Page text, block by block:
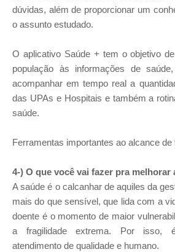
dúvidas, além de proporcionar um
o assunto estudado.
O aplicativo Saúde + tem o objetivo
população às informações de
acompanhar em tempo real a
das UPAs e Hospitais e também a
saúde.
Ferramentas importantes ao alcance de
4-) O que você vai fazer pra melhorar
A saúde é o calcanhar de aquiles da
mais do que sensível, que lida com a
doente é o momento de maior
a fragilidade extrema. Por isso,
atendimento de qualidade e humano.